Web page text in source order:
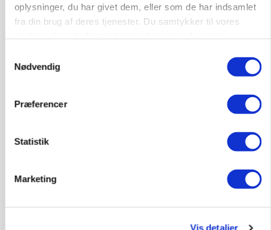
oplysninger, du har givet dem, eller som de har indsamlet
fra din brug af deres tjenester. Du samtykker til vores
Nødvendig
Præferencer
Statistik
Marketing
Vis detaljer
Loading...
MARKED